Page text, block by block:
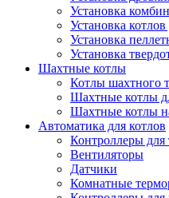
Установка
Установка
Установка
Установка
Шахтные котлы
Котлы шахтного
Шахтные котлы
Шахтные котлы
Автоматика для котлов
Контроллеры для
Вентиляторы
Датчики
Комнатные